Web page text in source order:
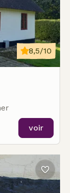
8,5/10
voir